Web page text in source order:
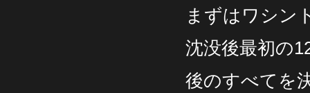
まずはワシン
沈没後最初の
後のすべてを